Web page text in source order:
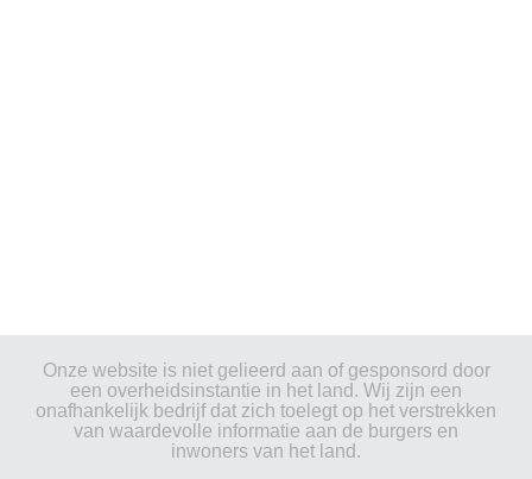
Onze website is niet gelieerd aan of gesponsord door
een overheidsinstantie in het land. Wij zijn een
onafhankelijk bedrijf dat zich toelegt op het verstrekken
van waardevolle informatie aan de burgers en
inwoners van het land.